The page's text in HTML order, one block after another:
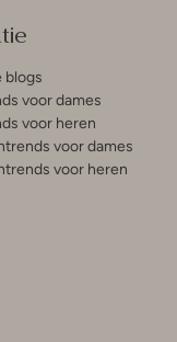
blogs
voor dames
voor heren
voor dames
voor heren